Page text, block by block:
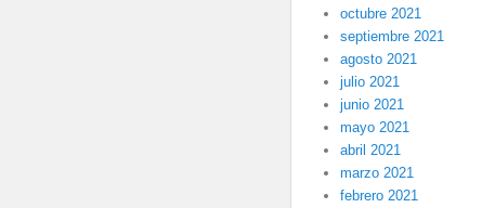
octubre 2021
septiembre 2021
agosto 2021
julio 2021
junio 2021
mayo 2021
abril 2021
marzo 2021
febrero 2021